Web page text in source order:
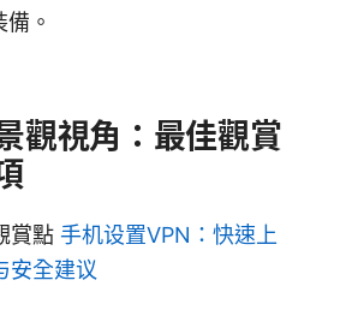
。
觀視角：最佳觀賞
賞點 手机设置VPN：快速上
安全建议